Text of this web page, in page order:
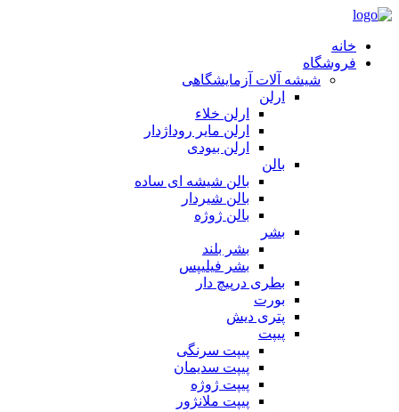
خانه
فروشگاه
شیشه آلات آزمایشگاهی
ارلن
ارلن خلاء
ارلن مایر روداژدار
ارلن بیودی
بالن
بالن شیشه ای ساده
بالن شیردار
بالن ژوژه
بشر
بشر بلند
بشر فیلیپس
بطری درپیچ دار
بورت
پتری دیش
پیپت
پیپت سرنگی
پیپت سدیمان
پیپت ژوژه
پیپت ملانژور